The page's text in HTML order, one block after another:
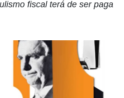
fiscal terá de ser paga